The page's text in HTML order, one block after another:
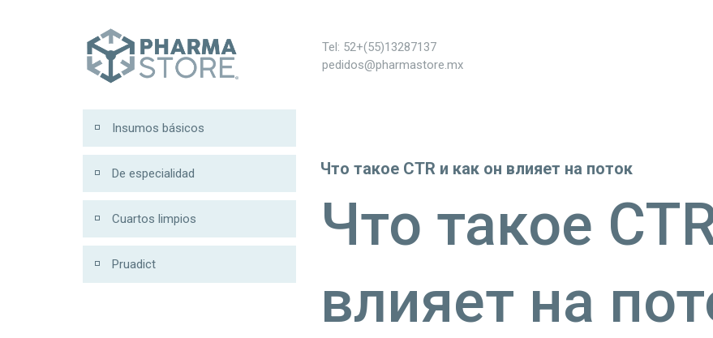
Tel: 52+(55)13287137
pedidos@pharmastore.mx
Insumos básicos
De especialidad
Cuartos limpios
Pruadict
Что такое CTR и как он влияет на поток
Что такое
влияет на